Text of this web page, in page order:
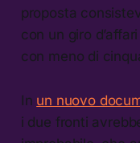
proposta
con un giro
con meno di
In un nuovo
i due fronti